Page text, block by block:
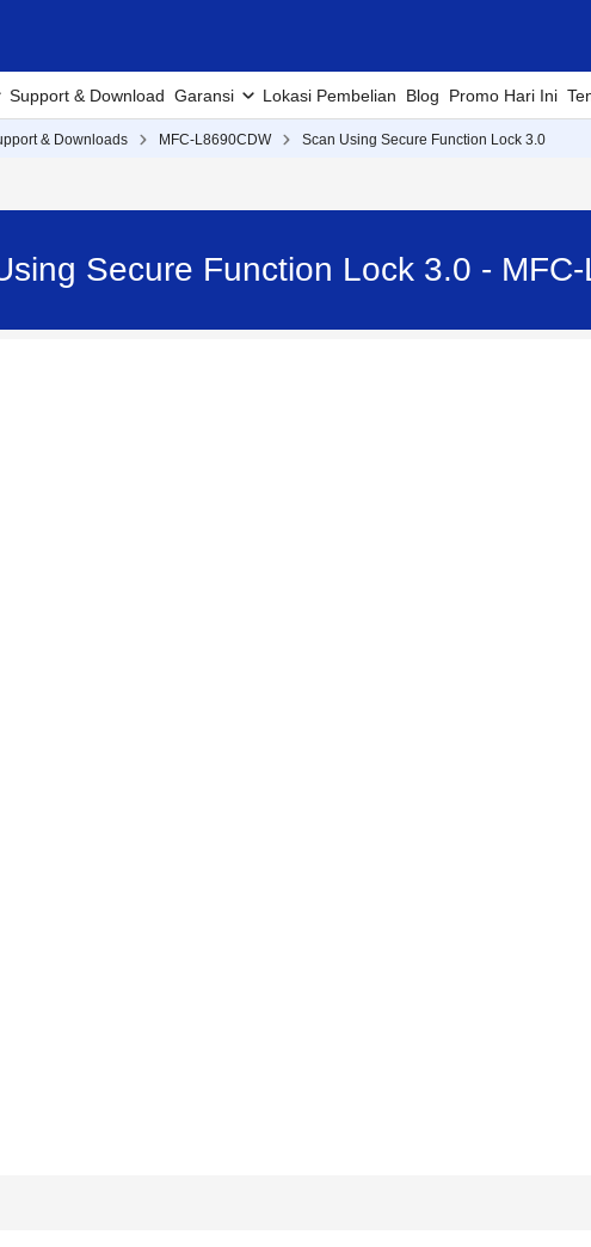
Support & Download Garansi Lokasi Pembelian Blog Promo Hari Ini
& Downloads MFC-L8690CDW Scan Using Secure Function Lock 3.0
Secure Function Lock 3.0 -